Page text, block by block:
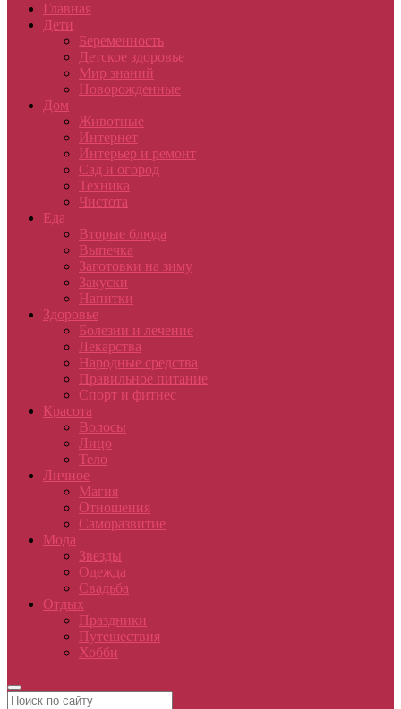
Главная
Дети
Беременность
Детское здоровье
Мир знаний
Новорожденные
Дом
Животные
Интернет
Интерьер и ремонт
Сад и огород
Техника
Чистота
Еда
Вторые блюда
Выпечка
Заготовки на зиму
Закуски
Напитки
Здоровье
Болезни и лечение
Лекарства
Народные средства
Правильное питание
Спорт и фитнес
Красота
Волосы
Лицо
Тело
Личное
Магия
Отношения
Саморазвитие
Мода
Звезды
Одежда
Свадьба
Отдых
Праздники
Путешествия
Хобби